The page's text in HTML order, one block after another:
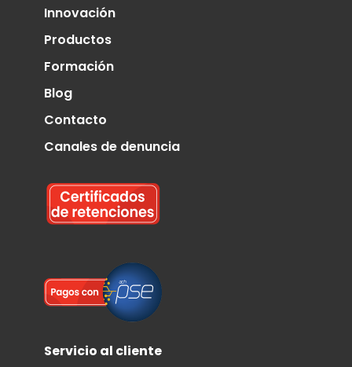
Innovación
Productos
Formación
Blog
Contacto
Canales de denuncia
Servicio al cliente